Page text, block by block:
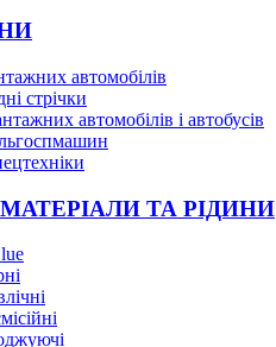
автомобілів
стрічки
автомобілів і автобусів
ТА РІДИНИ